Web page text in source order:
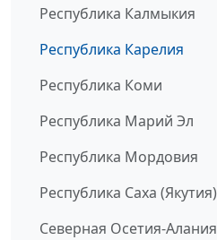
Республика Калмыкия
Республика Карелия
Республика Коми
Республика Марий Эл
Республика Мордовия
Республика Саха (Якутия)
Северная Осетия-Алания